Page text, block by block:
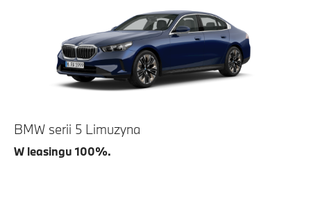
BMW serii 5 Limuzyna
W leasingu 100%.